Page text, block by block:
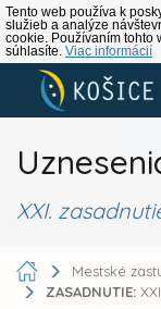
Tento web používa k
služieb a analýze
cookie. Používaním tohto
súhlasíte. Viac informácií
XXI.
Mestské
ZASADNUTIE: